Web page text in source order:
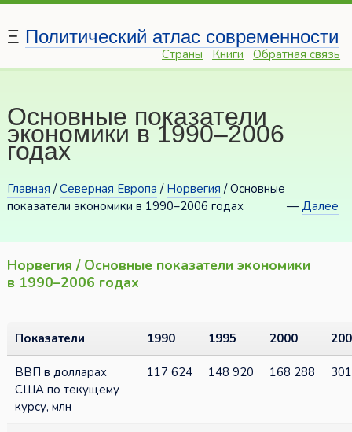
Ξ Политический атлас современности
Страны Книги Обратная связь
Основные показатели
экономики в 1990–2006
годах
Главная /Северная Европа / Норвегия / Основные
показатели экономики в 1990–2006 годах
—Далее
Норвегия / Основные показатели экономики
в 1990–2006 годах
Показатели 1990 1995 2000
ВВП в долларах
США по текущему
курсу, млн
117 624 148 920 168 288